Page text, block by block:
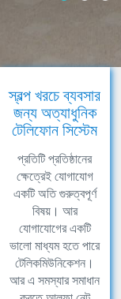
স্বল্প খরচে ব্যবসার
জন্য অত্যাধুনিক
টেলিফোন সিস্টেম
প্রতিটি প্রতিষ্ঠানের
ক্ষেত্রেই যোগাযোগ
একটি অতি গুরুত্বপূর্ণ
বিষয়। আর
যোগাযোগের একটি
ভালো মাধ্যম হতে পারে
টেলিকমিউনিকেশন।
আর এ সমস্যার সমাধান